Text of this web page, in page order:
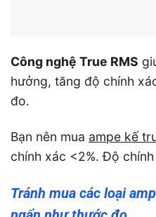
Công nghệ True RMS
hưởng, tăng độ chính
đo.
Bạn nên mua ampe kế
chính xác <2%. Độ
Tránh mua các loại